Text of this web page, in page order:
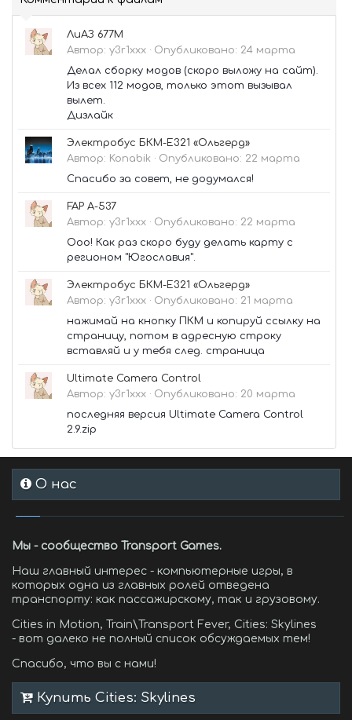
ЛиАЗ 677М
Автор: y3r1xxx · Опубликовано: 24 марта
Делал сборку модов (скоро выложу на сайт).
Из всех 112 модов, только этот вызывал
вылет.
Дизлайк
Электробус БКМ-Е321 «Ольгерд»
Автор: Konabik · Опубликовано: 22 марта
Спасибо за совет, не додумался!
FAP A-537
Автор: y3r1xxx · Опубликовано: 22 марта
Ооо! Как раз скоро буду делать карту с
регионом "Югославия".
Электробус БКМ-Е321 «Ольгерд»
Автор: y3r1xxx · Опубликовано: 21 марта
нажимай на кнопку ПКМ и копируй ссылку на
страницу, потом в адресную строку
вставляй и у тебя след. страница
Ultimate Camera Control
Автор: y3r1xxx · Опубликовано: 20 марта
последняя версия Ultimate Camera Control
2.9.zip
О нас
Мы - сообщество Transport Games.
Наш главный интерес - компьютерные игры, в
которых одна из главных ролей отведена
транспорту: как пассажирскому, так и грузовому.
Cities in Motion, Train\Transport Fever, Cities: Skylines
- вот далеко не полный список обсуждаемых тем!
Спасибо, что вы с нами!
Купить Cities: Skylines